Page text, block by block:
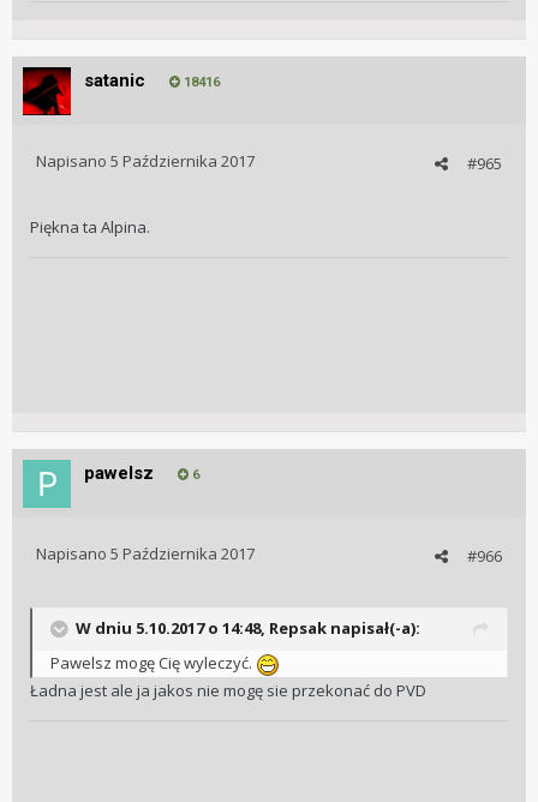
satanic 18416
#965
Napisano 5 Października 2017
Piękna ta Alpina.
pawelsz 6
#966
Napisano 5 Października 2017
W dniu 5.10.2017 o 14:48, Repsak napisał(-a):
Pawelsz mogę Cię wyleczyć.
Ładna jest ale ja jakos nie mogę sie przekonać do PVD